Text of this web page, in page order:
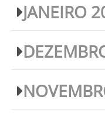
JANEIRO